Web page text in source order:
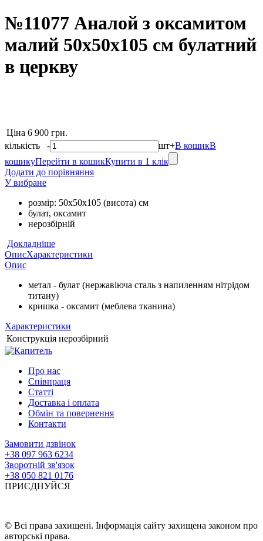
№11077 Аналой з оксамитом
малий 50х50х105 см булатний
в церкву
Ціна 6 900 грн.
кількість - шт+В кошикВ
кошикуПерейти в кошикКупити в 1 клік
Додати до порівняння
У вибране
розмір: 50х50х105 (висота) см
булат, оксамит
нерозбірній
Докладніше
ОписХарактеристики
Опис
метал - булат (нержавіюча сталь з напиленням нітрідом
титану)
кришка - оксамит (меблева тканина)
Характеристики
Конструкція нерозбірний
Про нас
Співпраця
Статті
Доставка і оплата
Обмін та повернення
Контакти
Замовити дзвінок
+38 097 963 6234
Зворотній зв'язок
+38 050 821 0176
ПРИЄДНУЙСЯ
© Всі права захищені. Інформація сайту захищена законом про
авторські права.